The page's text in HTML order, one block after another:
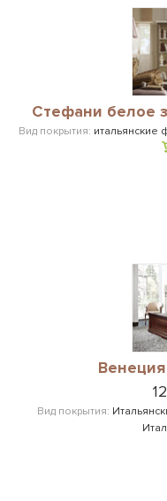
Стефани белое
Вид покрытия:
Вид покрытия: